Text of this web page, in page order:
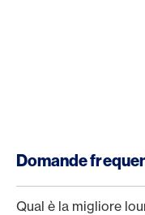
Domande
Qual è la migliore